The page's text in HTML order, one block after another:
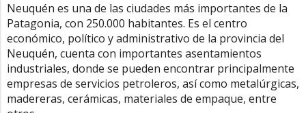
Neuquén es una de las ciudades más importantes de la
Patagonia, con 250.000 habitantes. Es el centro
económico, político y administrativo de la provincia del
Neuquén, cuenta con importantes asentamientos
industriales, donde se pueden encontrar principalmente
empresas de servicios petroleros, así como metalúrgicas,
madereras, cerámicas, materiales de empaque, entre